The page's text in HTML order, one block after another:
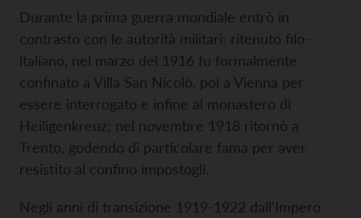
Durante la prima guerra mondiale entrò in
contrasto con le autorità militari: ritenuto filo-
italiano, nel marzo del 1916 fu formalmente
confinato a Villa San Nicolò, poi a Vienna per
essere interrogato e infine al monastero di
Heiligenkreuz; nel novembre 1918 ritornò a
Trento, godendo di particolare fama per aver
resistito al confino impostogli.
Negli anni di transizione 1919-1922 dall'Impero